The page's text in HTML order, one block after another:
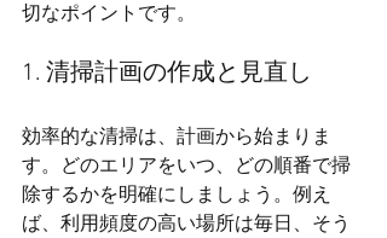
切なポイントです。
1. 清掃計画の作成と見直し
効率的な清掃は、計画から始まりま
す。どのエリアをいつ、どの順番で掃
除するかを明確にしましょう。例え
ば、利用頻度の高い場所は毎日、そう